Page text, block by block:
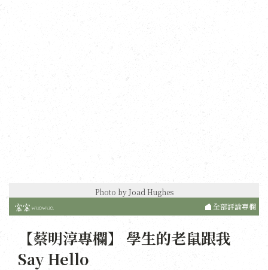
Photo by Joad Hughes
全部評論專欄
【蔡明淳專欄】 學生的老鼠跟我
Say Hello